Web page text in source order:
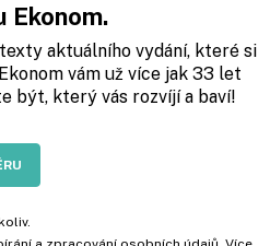
aktuálního vydání, které si
vám už více jak 33 let
být, který vás rozvíjí a baví!